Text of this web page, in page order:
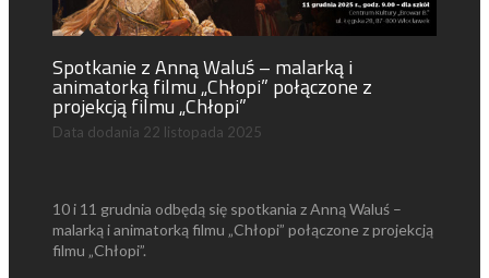
Spotkanie z Anną Waluś – malarką i
animatorką filmu „Chłopi” połączone z
projekcją filmu „Chłopi”
Data dodania 22 listopada 2025
10 i 11 grudnia odbędą się spotkania z Anną Waluś –
malarką i animatorką filmu „Chłopi” połączone z projekcją
filmu „Chłopi”.